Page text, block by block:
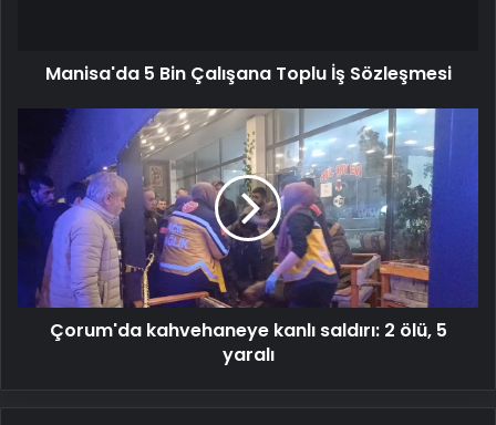
Manisa'da 5 Bin Çalışana Toplu İş Sözleşmesi
Çorum'da
kahvehaneye
kanlı
saldırı:
yaralı
Çorum'da kahvehaneye kanlı saldırı: 2 ölü, 5
yaralı